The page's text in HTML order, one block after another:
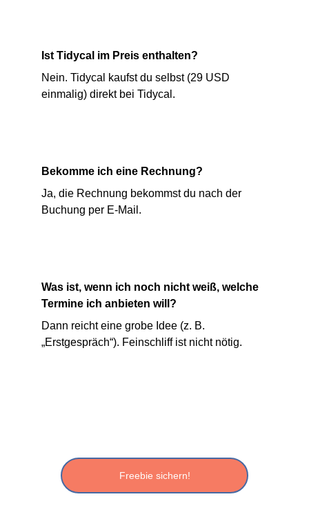
Ist Tidycal im Preis enthalten?
Nein. Tidycal kaufst du selbst (29 USD
einmalig) direkt bei Tidycal.
Bekomme ich eine Rechnung?
Ja, die Rechnung bekommst du nach der
Buchung per E-Mail.
Was ist, wenn ich noch nicht weiß, welche
Termine ich anbieten will?
Dann reicht eine grobe Idee (z. B.
„Erstgespräch“). Feinschliff ist nicht nötig.
Freebie sichern!